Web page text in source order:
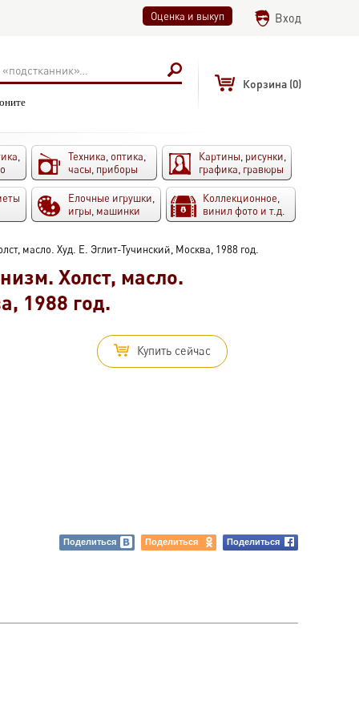
Оценка и выкуп Вход
Корзина (0)
Техника, оптика,
часы, приборы
Картины, рисунки,
графика, гравюры
Елочные игрушки,
игры, машинки
Коллекционное,
винил фото и т.д.
масло. Худ. Е. Эглит-Тучинский, Москва, 1988 год.
Холст, масло.
1988 год.
Купить сейчас
Поделиться Поделиться Поделиться